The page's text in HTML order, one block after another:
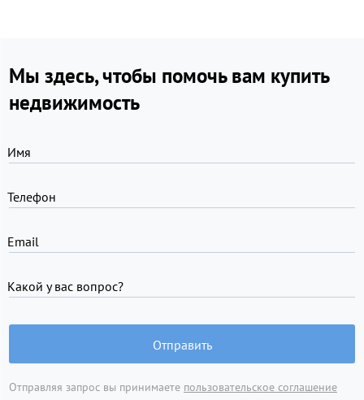
Мы здесь, чтобы помочь вам купить
недвижимость
Имя
Телефон
Email
Какой у вас вопрос?
Отправить
Отправляя запрос вы принимаете пользовательское соглашение